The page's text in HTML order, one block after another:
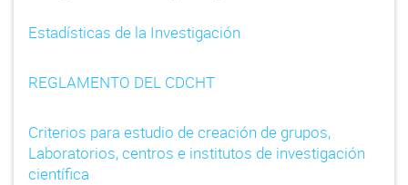
Estadísticas de la Investigación
REGLAMENTO DEL CDCHT
Criterios para estudio de creación de grupos,
Laboratorios, centros e institutos de investigación
científica